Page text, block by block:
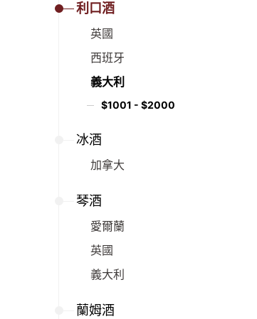
利口酒
英國
西班牙
義大利
$1001 - $2000
冰酒
加拿大
琴酒
愛爾蘭
英國
義大利
蘭姆酒